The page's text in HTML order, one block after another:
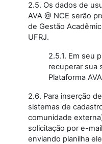
2.5. Os dados de
AVA @ NCE serão
de Gestão
UFRJ.
2.5.1. Em seu
recuperar sua
Plataforma
2.6. Para inserção
sistemas de
comunidade
solicitação por e-
enviando planilha